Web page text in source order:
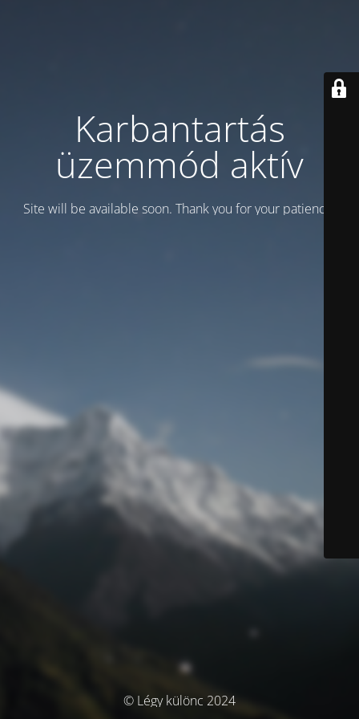
Karbantartás
üzemmód aktív
Site will be available soon. Thank you for your patience!
© Légy különc 2024